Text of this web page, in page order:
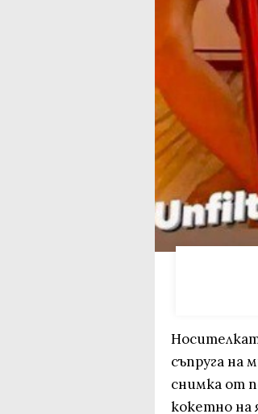
съпруга на
снимка от
кокетно на